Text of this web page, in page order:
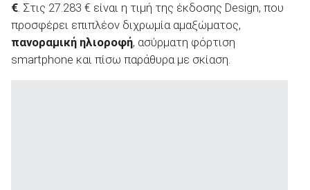
€. Στις 27.283 € είναι η τιμή της έκδοσης Design, που
προσφέρει επιπλέον διχρωμία αμαξώματος,
πανοραμική ηλιοροφή, ασύρματη φόρτιση
smartphone και πίσω παράθυρα με σκίαση.